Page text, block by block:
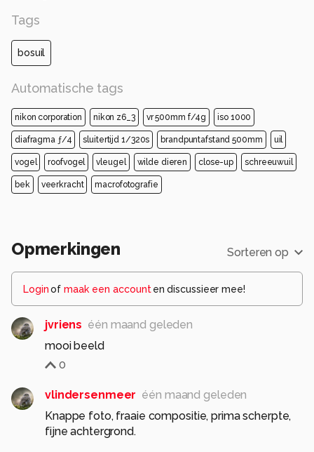
Tags
bosuil
Automatische tags
nikon corporation nikon z6_3 vr 500mm f/4g iso 1000
diafragma ƒ/4 sluitertijd 1/320s brandpuntafstand 500mm uil
vogel roofvogel vleugel wilde dieren close-up schreeuwuil
bek veerkracht macrofotografie
Opmerkingen Sorteren op
Loginof maak een account en discussieer mee!
jvriens één maand geleden
mooi beeld
0
vlindersenmeer één maand geleden
Knappe foto, fraaie compositie, prima scherpte,
fijne achtergrond.